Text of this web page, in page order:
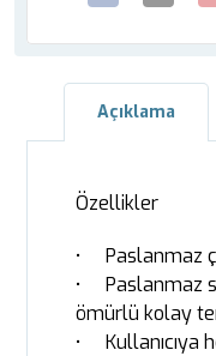
Açıklama
Özellikler
• Paslanmaz
• Paslanmaz
ömürlü kolay
• Kullanıcıya